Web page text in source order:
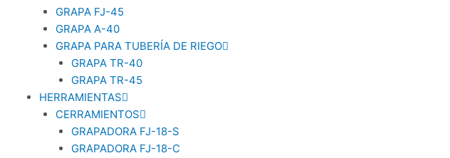
GRAPA FJ-45
GRAPA A-40
GRAPA PARA TUBERÍA DE RIEGO
GRAPA TR-40
GRAPA TR-45
HERRAMIENTAS
CERRAMIENTOS
GRAPADORA FJ-18-S
GRAPADORA FJ-18-C